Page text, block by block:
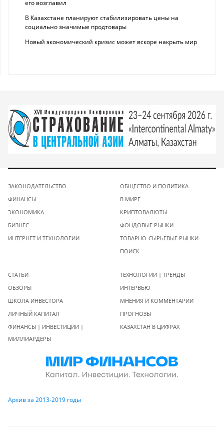
его возглавил
В Казахстане планируют стабилизировать цены на
социально значимые продтовары
Новый экономический кризис может вскоре накрыть мир
ЗАКОНОДАТЕЛЬСТВО
ФИНАНСЫ
ЭКОНОМИКА
БИЗНЕС
ИНТЕРНЕТ И ТЕХНОЛОГИИ
ОБЩЕСТВО И ПОЛИТИКА
В МИРЕ
КРИПТОВАЛЮТЫ
ФОНДОВЫЕ РЫНКИ
ТОВАРНО-СЫРЬЕВЫЕ РЫНКИ
ПОИСК
СТАТЬИ
ОБЗОРЫ
ШКОЛА ИНВЕСТОРА
ЛИЧНЫЙ КАПИТАЛ
ФИНАНСЫ | ИНВЕСТИЦИИ |
МИЛЛИАРДЕРЫ
ТЕХНОЛОГИИ | ТРЕНДЫ
ИНТЕРВЬЮ
МНЕНИЯ И КОММЕНТАРИИ
ПРОГНОЗЫ
КАЗАХСТАН В ЦИФРАХ
Архив за 2013-2019 годы